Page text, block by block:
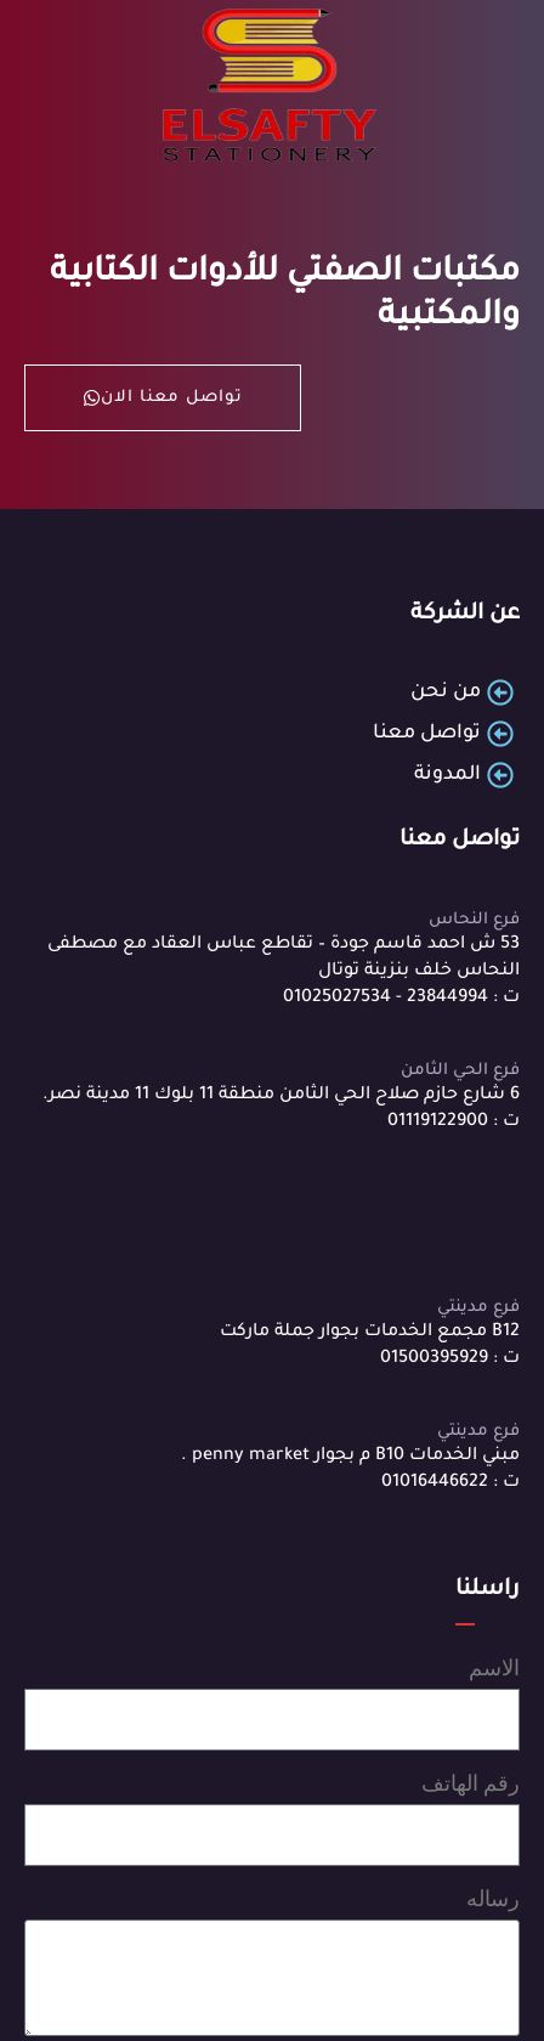
مكتبات الصفتي للأدوات الكتابية
والمكتبية
تواصل معنا الان
عن الشركة
من نحن
تواصل معنا
المدونة
تواصل معنا
فرع النحاس
53 ش احمد قاسم جودة – تقاطع عباس العقاد مع مصطفى
النحاس خلف بنزينة توتال
ت : 23844994 - 01025027534
فرع الحي الثامن
6 شارع حازم صلاح الحي الثامن منطقة 11 بلوك 11 مدينة نصر.
ت : 01119122900
فرع مدينتي
B12 مجمع الخدمات بجوار جملة ماركت
ت : 01500395929
فرع مدينتي
مبني الخدمات B10 م بجوار penny market .
ت : 01016446622
راسلنا
الاسم
رقم الهاتف
رساله